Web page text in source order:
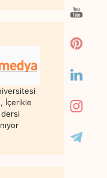
İçerikle
dersi